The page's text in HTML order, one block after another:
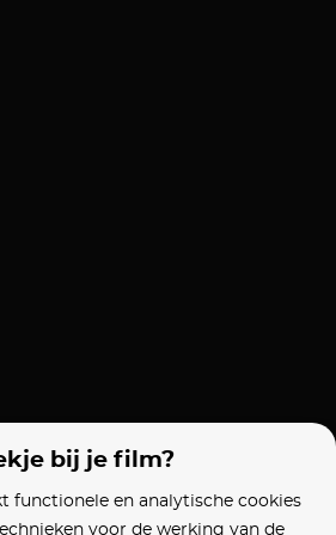
bij je film?
functionele en analytische cookies
voor de werking van de